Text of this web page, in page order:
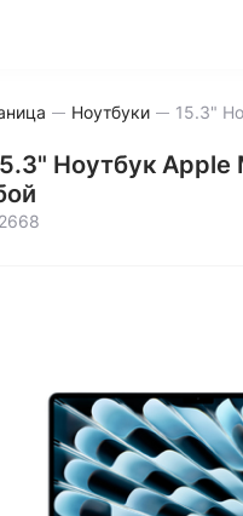
Ноутбуки
Ноутбук Apple